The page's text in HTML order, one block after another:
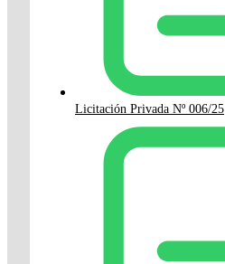
Licitación Privada Nº 006/25